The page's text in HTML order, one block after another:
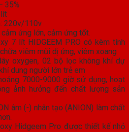
35%
220v/110v
ứng lớn, cảm ứng tốt.
7 lít HIDGEEM PRO có kèm tính
viêm mũi dị ứng, viêm xoang
oxygen, 02 bộ lọc không khí dự
dung người lớn trẻ em
7000-9000 giờ sử dụng, hoạt
ảnh hưởng đến chất lượng sản
âm (-) nhân tạo (ANION) làm chất
Hidgeem Pro được thiết kế nhỏ